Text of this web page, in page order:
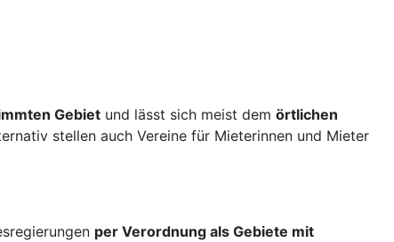
Gebiet und lässt sich meist dem örtlichen
stellen auch Vereine für Mieterinnen und Mieter
per Verordnung als Gebiete mit